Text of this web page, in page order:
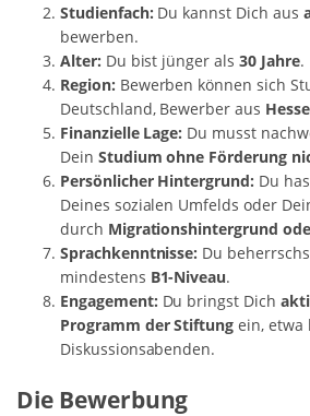
Studienfach: Du kannst Dich aus
bewerben.
Alter: Du bist jünger als 30 Jahre.
Region: Bewerben können sich
Deutschland, Bewerber aus
Finanzielle Lage: Du musst
Dein Studium ohne Förderung
Persönlicher Hintergrund: Du
Deines sozialen Umfelds oder
durch Migrationshintergrund
Sprachkenntnisse: Du
mindestens B1-Niveau.
Engagement: Du bringst Dich
Programm der Stiftung ein, etwa
Diskussionsabenden.
Die Bewerbung